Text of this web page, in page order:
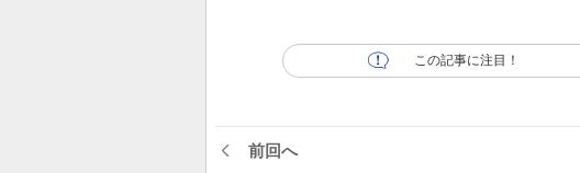
この記事に注目！
前回へ